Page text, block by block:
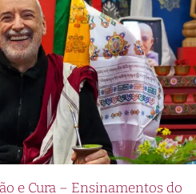
e Cura – Ensinamentos do